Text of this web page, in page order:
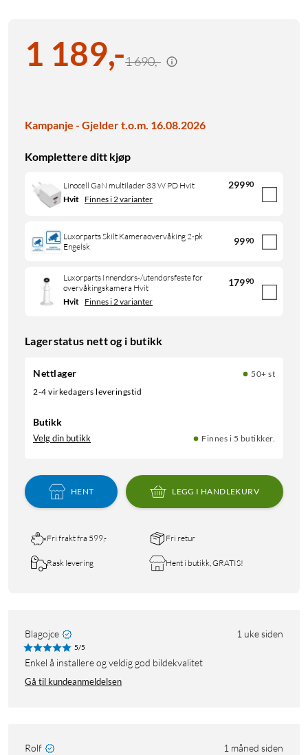
1 189,-1 690,-
Kampanje - Gjelder t.o.m. 16.08.2026
Komplettere ditt kjøp
Linocell GaN multilader 33 W PD Hvit 29990
Hvit Finnes i 2 varianter
Luxorparts Skilt Kameraovervåking 2-pk
Engelsk
9990
Luxorparts Innendørs-/utendørsfeste for
overvåkingskamera Hvit
17990
Hvit Finnes i 2 varianter
Lagerstatus nett og i butikk
Nettlager
50+ st
2-4 virkedagers leveringstid
Butikk
Velg din butikk Finnes i 5 butikker.
HENT LEGG I HANDLEKURV
Fri frakt fra 599,- Fri retur
Rask levering Hent i butikk, GRATIS!
Blagojce 1 uke siden
5/5
Enkel å installere og veldig god bildekvalitet
Gå til kundeanmeldelsen
Rolf 1 måned siden